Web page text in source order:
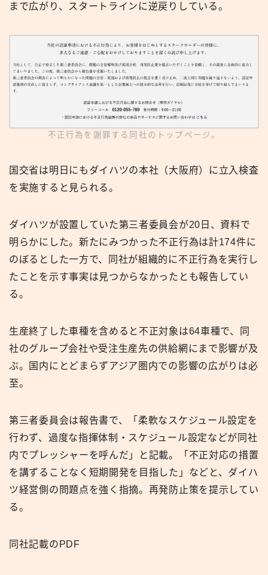
まで広がり、スタートラインに逆戻りしている。
不正行為を謝罪する同社のトップページ。
国交省は明日にもダイハツの本社（大阪府）に立入検査
を実施すると見られる。
ダイハツが設置していた第三者委員会が20日、資料で
明らかにした。新たにみつかった不正行為は計174件に
のぼるとした一方で、同社が組織的に不正行為を実行し
たことを示す事実は見つからなかったとも報告してい
る。
生産終了した車種を含めると不正対象は64車種で、同
社のグループ会社や受注生産先の供給網にまで影響が及
ぶ。国内にとどまらずアジア圏内での影響の広がりは必
至。
第三者委員会は報告書で、「柔軟なスケジュール設定を
行わず、過度な指揮体制・スケジュール設定などが同社
内でプレッシャーを呼んだ」と記載。「不正対応の措置
を講ずることなく短期開発を目指した」などと、ダイハ
ツ経営側の問題点を強く指摘。再発防止策を提示してい
る。
同社記載のPDF